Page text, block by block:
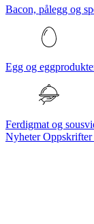
Bacon, pålegg og
Egg og
Ferdigmat og
NyheterOppskrifter